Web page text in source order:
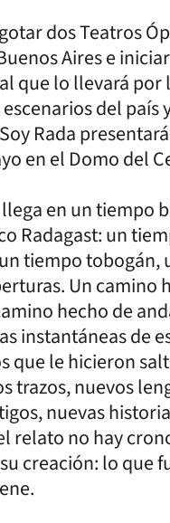
dos Teatros
Aires e
que lo llevará por
del país
Rada
en el Domo del
en un tiempo
Radagast: un
tiempo tobogán,
Un camino
hecho de
instantáneas de
que le hicieron
trazos, nuevos
nuevas
relato no hay
creación: lo que